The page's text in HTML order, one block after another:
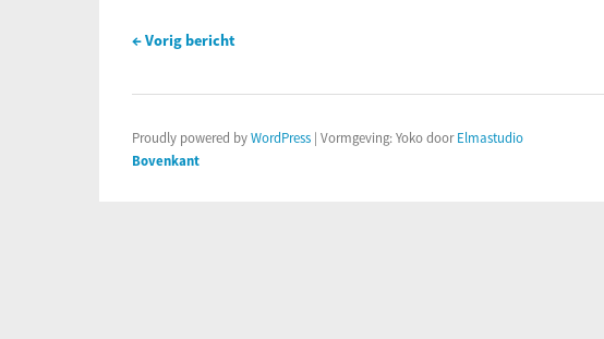
← Vorig bericht
Proudly powered byWordPress | Vormgeving: Yoko doorElmastudio
Bovenkant